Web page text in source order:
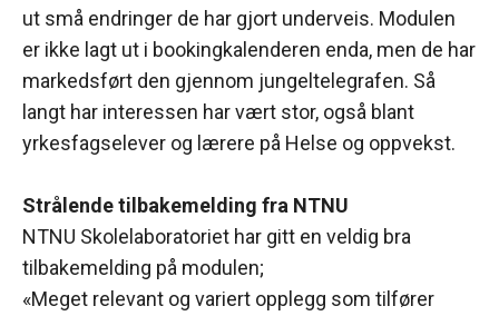
ut små endringer de har gjort underveis. Modulen
er ikke lagt ut i bookingkalenderen enda, men de har
markedsført den gjennom jungeltelegrafen. Så
langt har interessen har vært stor, også blant
yrkesfagselever og lærere på Helse og oppvekst.
Strålende tilbakemelding fra NTNU
NTNU Skolelaboratoriet har gitt en veldig bra
tilbakemelding på modulen;
«Meget relevant og variert opplegg som tilfører